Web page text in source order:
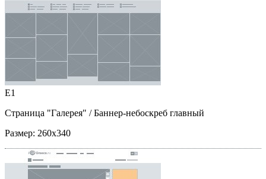
E1
Страница "Галерея" / Баннер-небоскреб главный
Размер: 260x340